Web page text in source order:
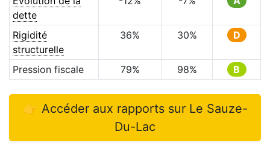
dette
Rigidité
structurelle
36% 30% D
Pression fiscale 79% 98% B
👉 Accéder aux rapports sur Le Sauze-
Du-Lac